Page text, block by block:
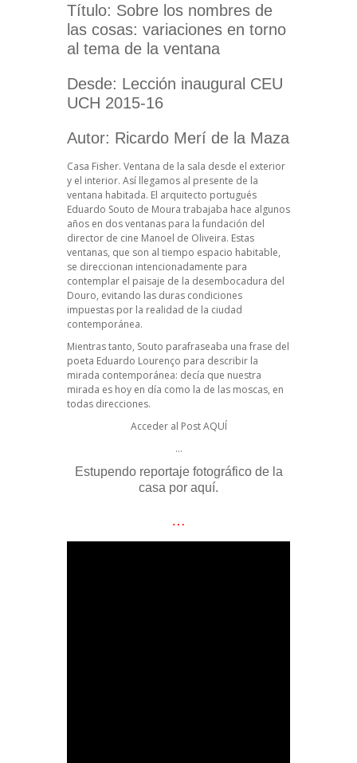
Título: Sobre los nombres de
las cosas: variaciones en torno
al tema de la ventana
Desde: Lección inaugural CEU
UCH 2015-16
Autor: Ricardo Merí de la Maza
Casa Fisher. Ventana de la sala desde el exterior
y el interior. Así llegamos al presente de la
ventana habitada. El arquitecto portugués
Eduardo Souto de Moura trabajaba hace algunos
años en dos ventanas para la fundación del
director de cine Manoel de Oliveira. Estas
ventanas, que son al tiempo espacio habitable,
se direccionan intencionadamente para
contemplar el paisaje de la desembocadura del
Douro, evitando las duras condiciones
impuestas por la realidad de la ciudad
contemporánea.
Mientras tanto, Souto parafraseaba una frase del
poeta Eduardo Lourenço para describir la
mirada contemporánea: decía que nuestra
mirada es hoy en día como la de las moscas, en
todas direcciones.
Acceder al PostAQUÍ
…
Estupendo reportaje fotográfico de la
casa por aquí.
…